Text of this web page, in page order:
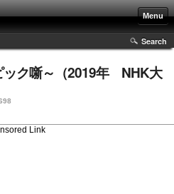
Menu
Search
ック噺～（2019年 NHK大
Link